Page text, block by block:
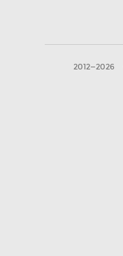
2012—2026